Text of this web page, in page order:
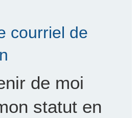
courriel de
de moi
statut en